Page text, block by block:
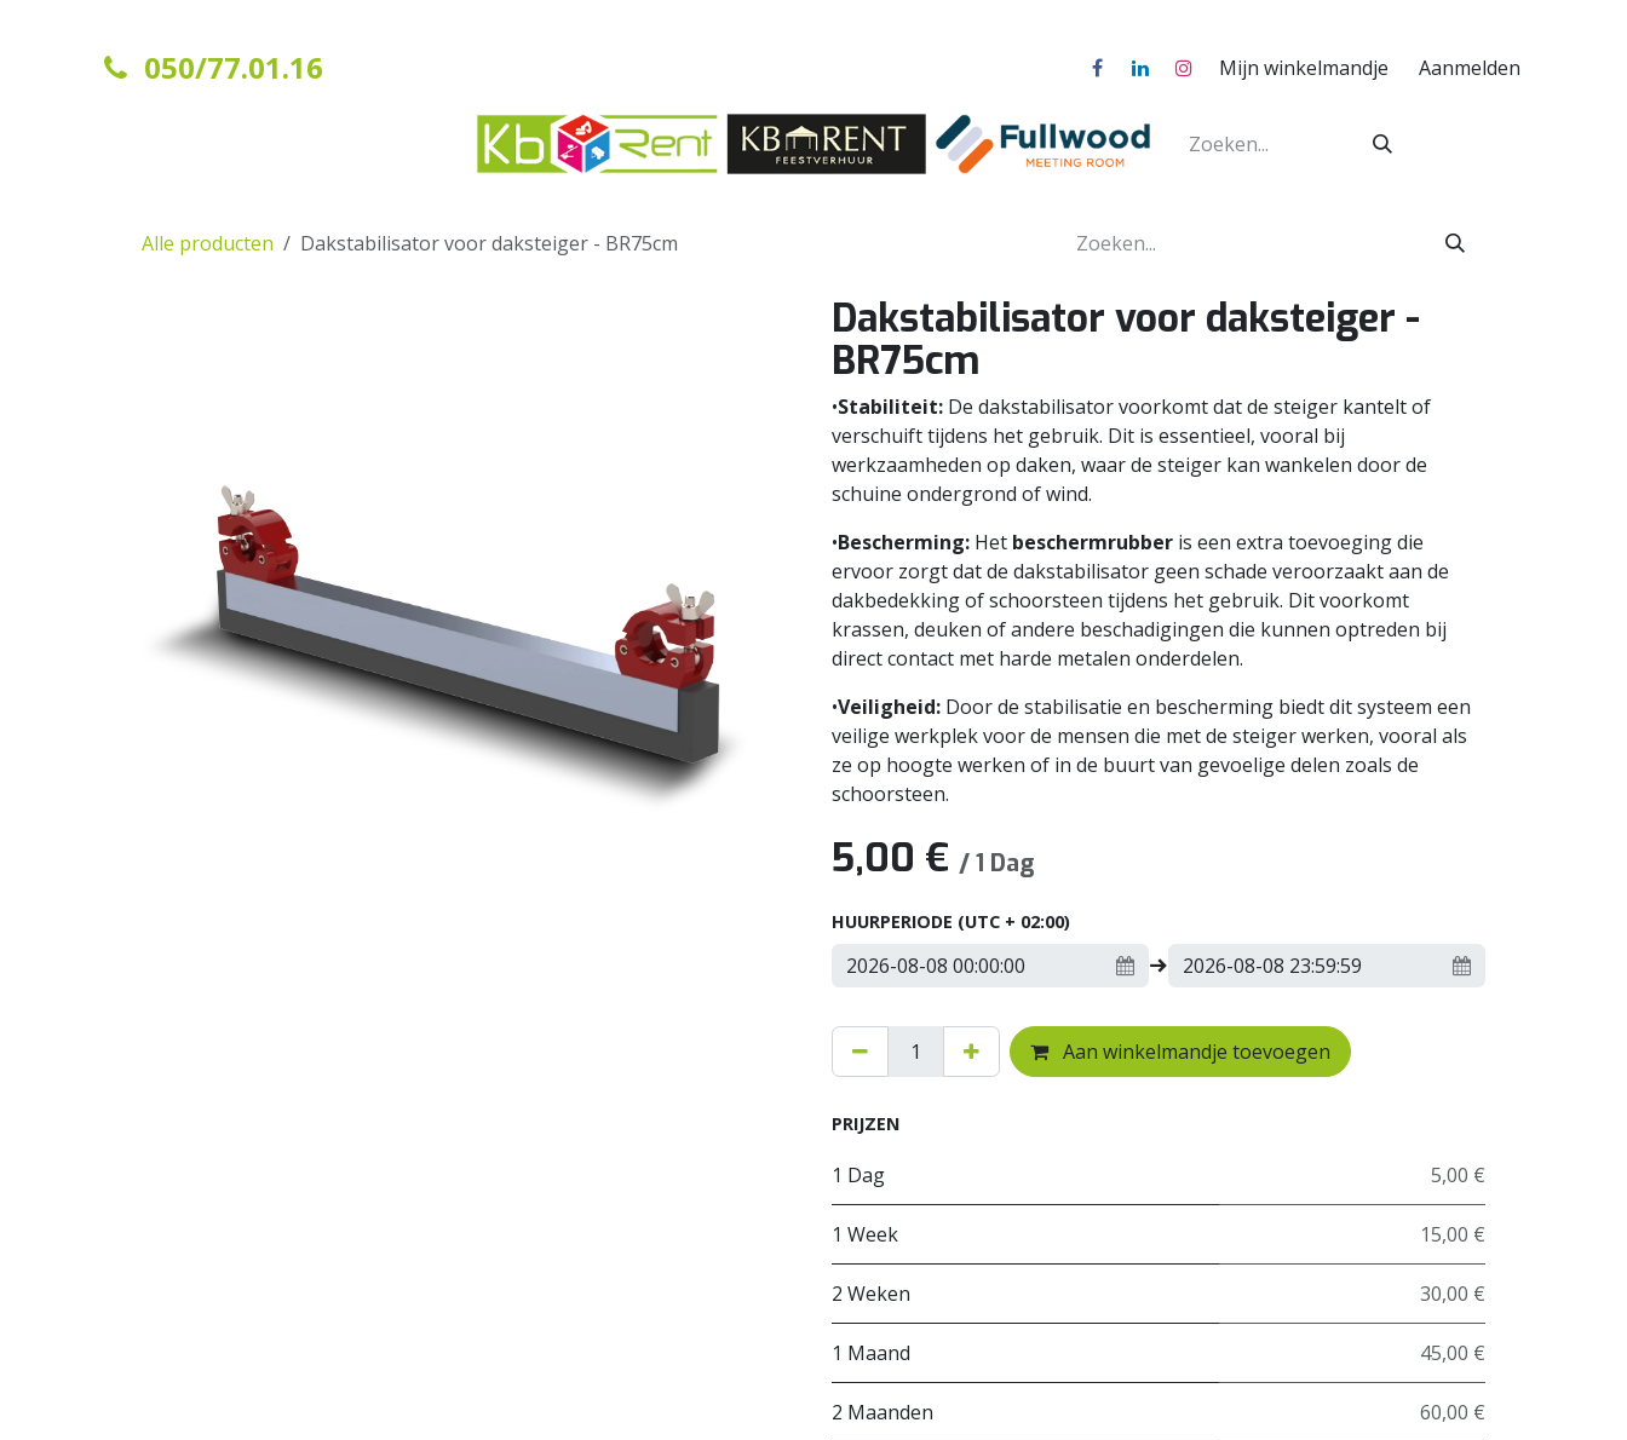
Overslaan naar inhoud050/77.01.16 Mijn winkelmandje Aanmelden
Alle producten Dakstabilisator voor daksteiger - BR75cm
Dakstabilisator voor daksteiger -
BR75cm
•Stabiliteit: De dakstabilisator voorkomt dat de steiger kantelt of
verschuift tijdens het gebruik. Dit is essentieel, vooral bij
werkzaamheden op daken, waar de steiger kan wankelen door de
schuine ondergrond of wind.
•Bescherming: Het beschermrubber is een extra toevoeging die
ervoor zorgt dat de dakstabilisator geen schade veroorzaakt aan de
dakbedekking of schoorsteen tijdens het gebruik. Dit voorkomt
krassen, deuken of andere beschadigingen die kunnen optreden bij
direct contact met harde metalen onderdelen.
•Veiligheid: Door de stabilisatie en bescherming biedt dit systeem een
veilige werkplek voor de mensen die met de steiger werken, vooral als
ze op hoogte werken of in de buurt van gevoelige delen zoals de
schoorsteen.
5,00 € /1 Dag
HUURPERIODE (UTC + 02:00)
Aan winkelmandje toevoegen
PRIJZEN
1 Dag 5,00 €
1 Week 15,00 €
2 Weken 30,00 €
1 Maand 45,00 €
2 Maanden 60,00 €